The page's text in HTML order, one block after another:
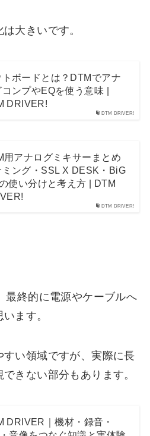
大きいです。
DTM DRIVER!
トボードとは？DTMでアナ
コンプやEQを使う意味 |
DRIVER!
DTM DRIVER!
用アナログミキサーまとめ
ミング・SSL X DESK・BiG
使い分けと考え方 | DTM
最終的に電源やケーブルへ
ます。
い領域ですが、実際に長
きない部分もあります。
DRIVER｜機材・録音・